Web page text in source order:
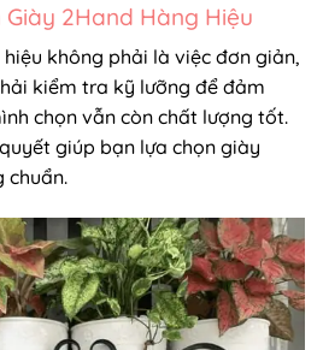
2Hand Hàng Hiệu
không phải là việc đơn giản,
kiểm tra kỹ lưỡng để đảm
chọn vẫn còn chất lượng tốt.
giúp bạn lựa chọn giày
chuẩn.